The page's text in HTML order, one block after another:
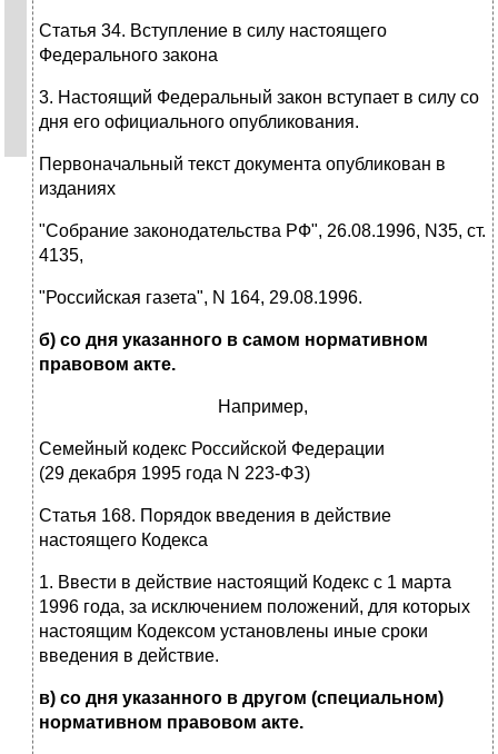
Статья 34. Вступление в силу настоящего
Федерального закона
3. Настоящий Федеральный закон вступает в силу со
дня его официального опубликования.
Первоначальный текст документа опубликован в
изданиях
"Собрание законодательства РФ", 26.08.1996, N35, ст.
4135,
"Российская газета", N 164, 29.08.1996.
б) со дня указанного в самом нормативном
правовом акте.
Например,
Семейный кодекс Российской Федерации
(29 декабря 1995 года N 223-ФЗ)
Статья 168. Порядок введения в действие
настоящего Кодекса
1. Ввести в действие настоящий Кодекс с 1 марта
1996 года, за исключением положений, для которых
настоящим Кодексом установлены иные сроки
введения в действие.
в) со дня указанного в другом (специальном)
нормативном правовом акте.